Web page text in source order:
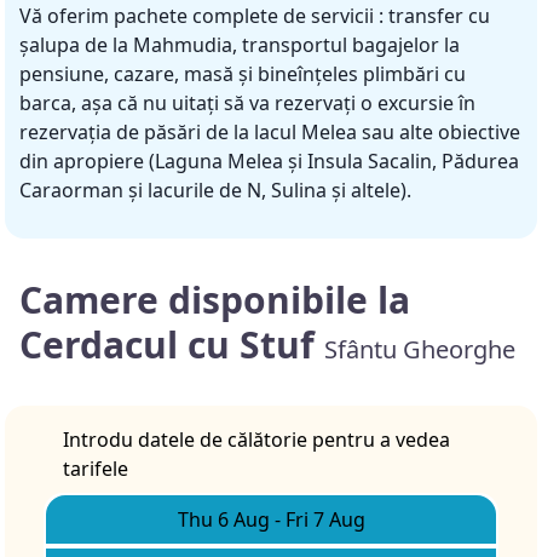
Vă oferim pachete complete de servicii : transfer cu
șalupa de la Mahmudia, transportul bagajelor la
pensiune, cazare, masă și bineînțeles plimbări cu
barca, așa că nu uitați să va rezervați o excursie în
rezervația de păsări de la lacul Melea sau alte obiective
din apropiere (Laguna Melea și Insula Sacalin, Pădurea
Caraorman și lacurile de N, Sulina și altele).
Camere disponibile la
Cerdacul cu Stuf Sfântu Gheorghe
Introdu datele de călătorie pentru a vedea
tarifele
Thu 6 Aug - Fri 7 Aug